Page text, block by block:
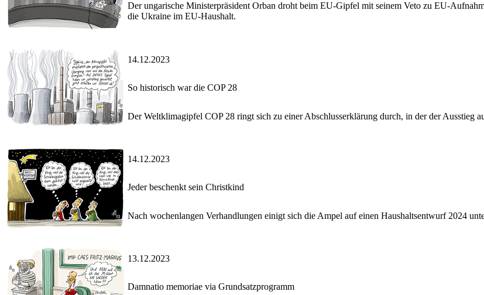
Der ungarische Ministerpräsident Orban droht beim EU-Gipfel mit seinem Veto zu EU-
die Ukraine im EU-Haushalt.
14.12.2023
So historisch war die COP 28
Der Weltklimagipfel COP 28 ringt sich zu einer Abschlusserklärung durch, in der der Ausstieg
14.12.2023
Jeder beschenkt sein Christkind
Nach wochenlangen Verhandlungen einigt sich die Ampel auf einen Haushaltsentwurf 2024
13.12.2023
Damnatio memoriae via Grundsatzprogramm